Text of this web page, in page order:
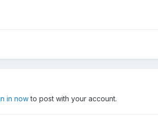
in nowto post with your account.